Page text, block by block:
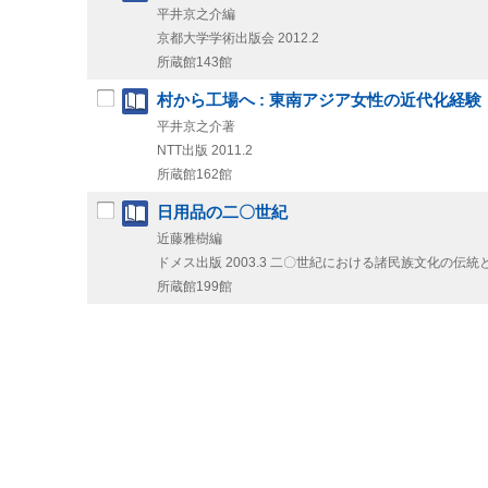
平井京之介編
京都大学学術出版会 2012.2
所蔵館143館
村から工場へ : 東南アジア女性の近代化経験
平井京之介著
NTT出版 2011.2
所蔵館162館
日用品の二〇世紀
近藤雅樹編
ドメス出版 2003.3 二〇世紀における諸民族文化の伝統
所蔵館199館